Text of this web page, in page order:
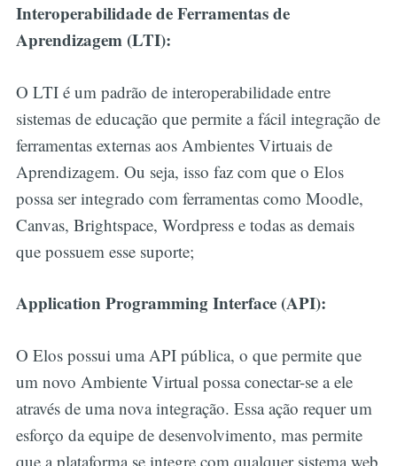
Interoperabilidade de Ferramentas de
Aprendizagem (LTI):
O LTI é um padrão de interoperabilidade entre
sistemas de educação que permite a fácil integração de
ferramentas externas aos Ambientes Virtuais de
Aprendizagem. Ou seja, isso faz com que o Elos
possa ser integrado com ferramentas como Moodle,
Canvas, Brightspace, Wordpress e todas as demais
que possuem esse suporte;
Application Programming Interface (API):
O Elos possui uma API pública, o que permite que
um novo Ambiente Virtual possa conectar-se a ele
através de uma nova integração. Essa ação requer um
esforço da equipe de desenvolvimento, mas permite
que a plataforma se integre com qualquer sistema web